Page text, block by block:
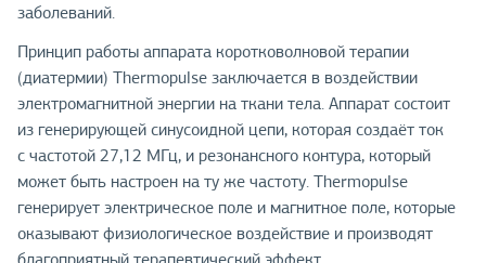
заболеваний.
Принцип работы аппарата коротковолновой терапии
(диатермии) Thermopulse заключается в воздействии
электромагнитной энергии на ткани тела. Аппарат состоит
из генерирующей синусоидной цепи, которая создаёт ток
с частотой 27,12 МГц, и резонансного контура, который
может быть настроен на ту же частоту. Thermopulse
генерирует электрическое поле и магнитное поле, которые
оказывают физиологическое воздействие и производят